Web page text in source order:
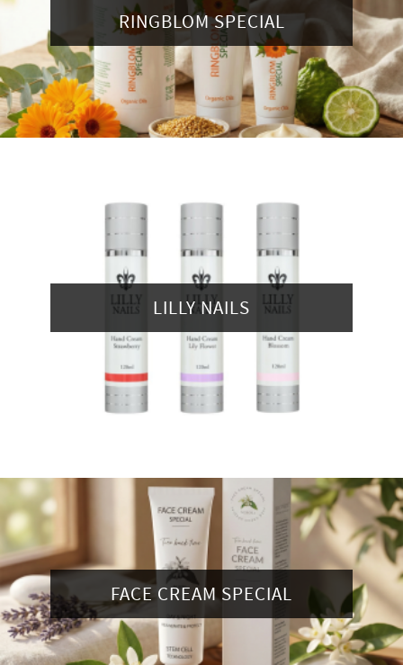
RINGBLOM SPECIAL
LILLY NAILS
FACE CREAM SPECIAL